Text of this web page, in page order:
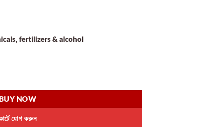
fertilizers & alcohol
Smokers quantity
যোগ করুন
NOW